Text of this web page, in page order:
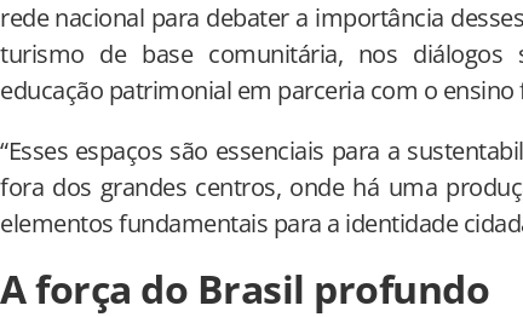
rede nacional para debater a importância
turismo de base comunitária, nos
educação patrimonial em parceria com o ensino
“Esses espaços são essenciais para a
fora dos grandes centros, onde há uma
elementos fundamentais para a identidade
A força do Brasil profundo